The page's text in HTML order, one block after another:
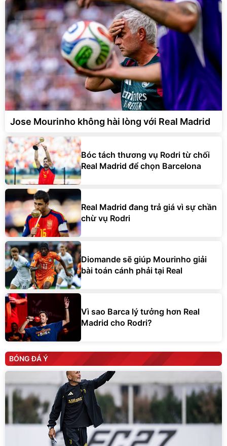
Jose Mourinho không hài lòng với Real Madrid
Bóc tách thương vụ Rodri từ chối
Real Madrid để chọn Barcelona
Real Madrid đang trả giá vì sự chần
chừ vụ Rodri
Diomande sẽ giúp Mourinho giải
bài toán cánh phải tại Real
Vì sao Barca lý tưởng hơn Real
Madrid cho Rodri?
BÓNG ĐÁ Ý